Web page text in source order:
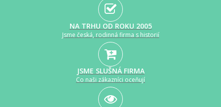
NA TRHU OD ROKU 2005
Jsme česká, rodinná firma s historií
JSME SLUŠNÁ FIRMA
Co naši zákazníci oceňují